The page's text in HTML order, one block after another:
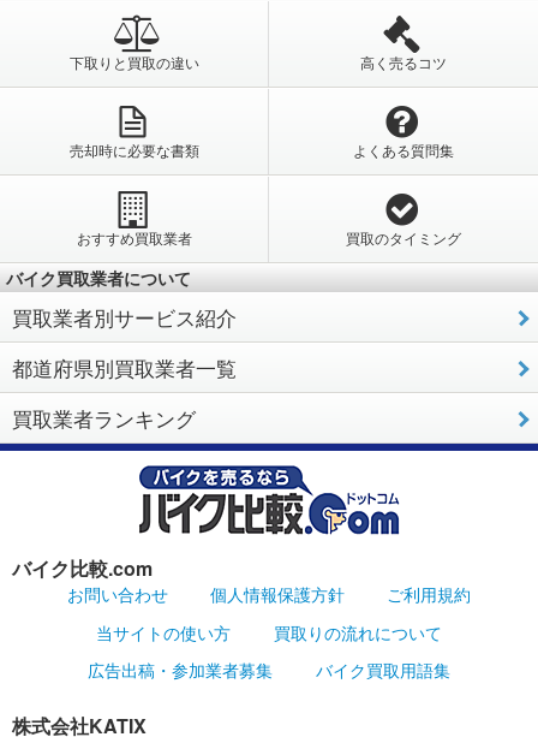
下取りと買取の違い 高く売るコツ
売却時に必要な書類 よくある質問集
おすすめ買取業者 買取のタイミング
バイク買取業者について
買取業者別サービス紹介
都道府県別買取業者一覧
買取業者ランキング
バイク比較.com
お問い合わせ 個人情報保護方針
ご利用規約
当サイトの使い方
買取りの流れについて
広告出稿・参加業者募集
バイク買取用語集
株式会社KATIX